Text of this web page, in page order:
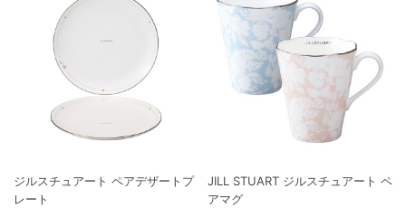
ジルスチュアート ペアデザートプ
レート
JILL STUART ジルスチュアート ペ
アマグ